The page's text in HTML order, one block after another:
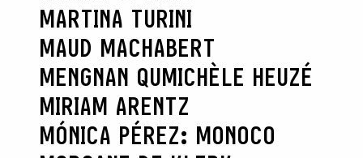
MARTINA TURINI
MAUD MACHABERT
MENGNAN QUMICHÈLE HEUZÉ
MIRIAM ARENTZ
MÓNICA PÉREZ: MONOCO